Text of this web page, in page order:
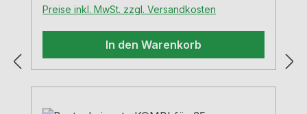
Preise inkl. MwSt. zzgl. Versandkosten
In den Warenkorb